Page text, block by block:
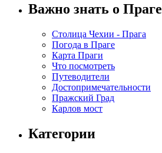
Важно знать о Праге
Столица Чехии - Прага
Погода в Праге
Карта Праги
Что посмотреть
Путеводители
Достопримечательности
Пражский Град
Карлов мост
Категории